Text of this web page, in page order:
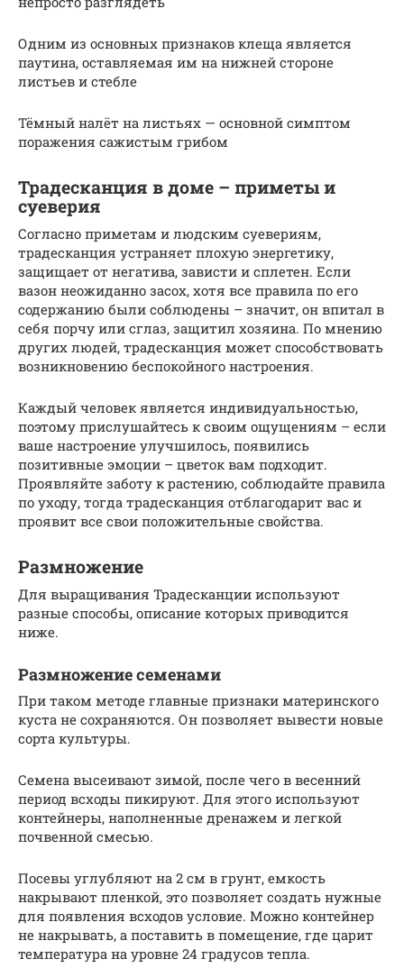
Одним из основных признаков клеща является
паутина, оставляемая им на нижней стороне
листьев и стебле
Тёмный налёт на листьях — основной симптом
поражения сажистым грибом
Традесканция в доме – приметы и
суеверия
Согласно приметам и людским суевериям,
традесканция устраняет плохую энергетику,
защищает от негатива, зависти и сплетен. Если
вазон неожиданно засох, хотя все правила по его
содержанию были соблюдены – значит, он впитал в
себя порчу или сглаз, защитил хозяина. По мнению
других людей, традесканция может способствовать
возникновению беспокойного настроения.
Каждый человек является индивидуальностью,
поэтому прислушайтесь к своим ощущениям – если
ваше настроение улучшилось, появились
позитивные эмоции – цветок вам подходит.
Проявляйте заботу к растению, соблюдайте правила
по уходу, тогда традесканция отблагодарит вас и
проявит все свои положительные свойства.
Размножение
Для выращивания Традесканции используют
разные способы, описание которых приводится
ниже.
Размножение семенами
При таком методе главные признаки материнского
куста не сохраняются. Он позволяет вывести новые
сорта культуры.
Семена высеивают зимой, после чего в весенний
период всходы пикируют. Для этого используют
контейнеры, наполненные дренажем и легкой
почвенной смесью.
Посевы углубляют на 2 см в грунт, емкость
накрывают пленкой, это позволяет создать нужные
для появления всходов условие. Можно контейнер
не накрывать, а поставить в помещение, где царит
температура на уровне 24 градусов тепла.